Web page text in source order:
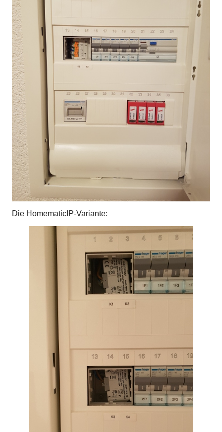
Die HomematicIP-Variante: